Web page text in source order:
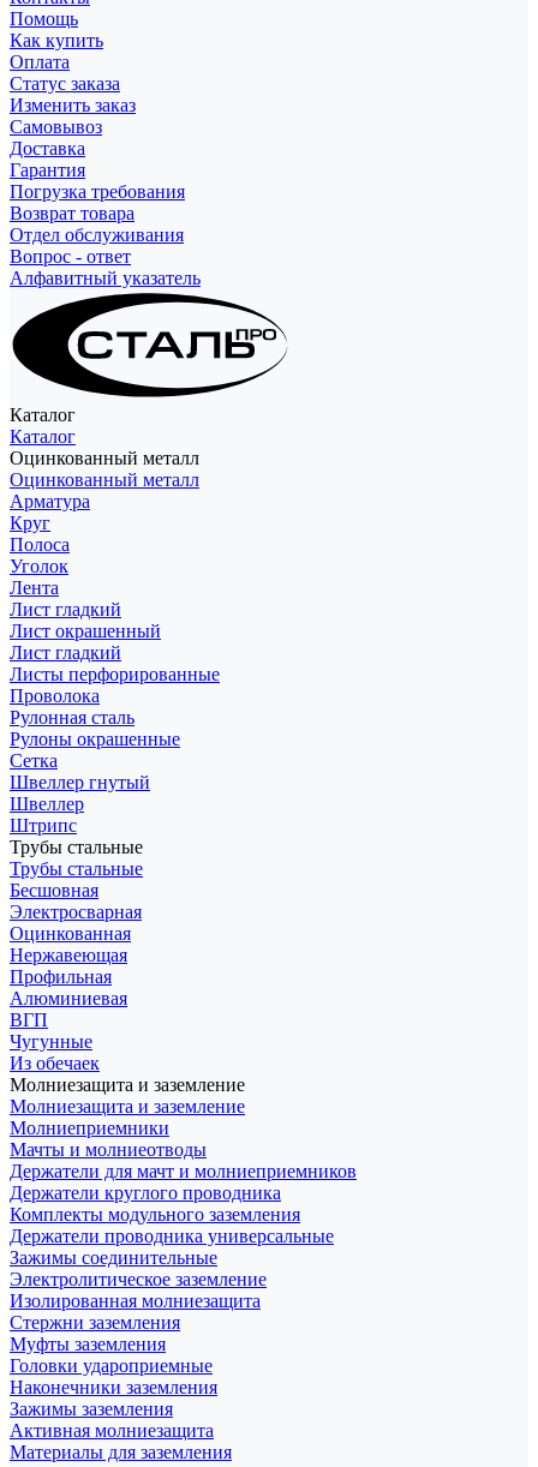
Помощь
Как купить
Оплата
Статус заказа
Изменить заказ
Самовывоз
Доставка
Гарантия
Погрузка требования
Возврат товара
Отдел обслуживания
Вопрос - ответ
Алфавитный указатель
Каталог
Каталог
Оцинкованный металл
Оцинкованный металл
Арматура
Круг
Полоса
Уголок
Лента
Лист гладкий
Лист окрашенный
Лист гладкий
Листы перфорированные
Проволока
Рулонная сталь
Рулоны окрашенные
Сетка
Швеллер гнутый
Швеллер
Штрипс
Трубы стальные
Трубы стальные
Бесшовная
Электросварная
Оцинкованная
Нержавеющая
Профильная
Алюминиевая
ВГП
Чугунные
Из обечаек
Молниезащита и заземление
Молниезащита и заземление
Молниеприемники
Мачты и молниеотводы
Держатели для мачт и молниеприемников
Держатели круглого проводника
Комплекты модульного заземления
Держатели проводника универсальные
Зажимы соединительные
Электролитическое заземление
Изолированная молниезащита
Стержни заземления
Муфты заземления
Головки удароприемные
Наконечники заземления
Зажимы заземления
Активная молниезащита
Материалы для заземления